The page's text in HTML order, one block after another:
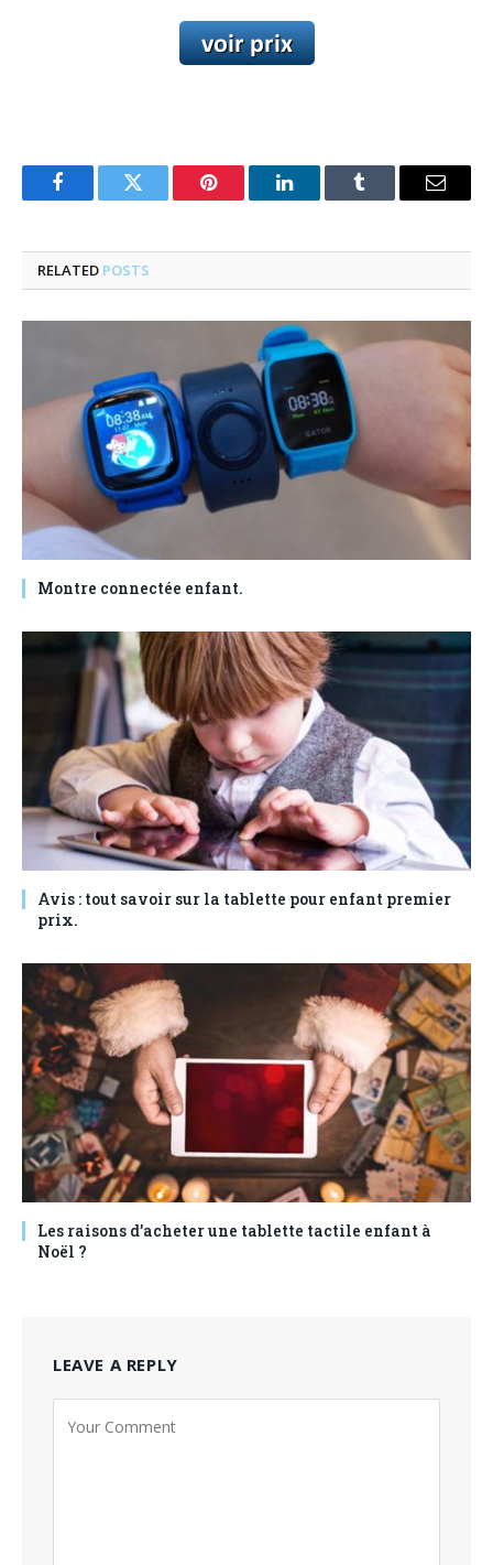
FacebookTwitter Pinterest LinkedInTumblr Email
RELATED POSTS
Montre connectée enfant.
Avis : tout savoir sur la tablette pour enfant premier
prix.
Les raisons d’acheter une tablette tactile enfant à
Noël ?
LEAVE A REPLY